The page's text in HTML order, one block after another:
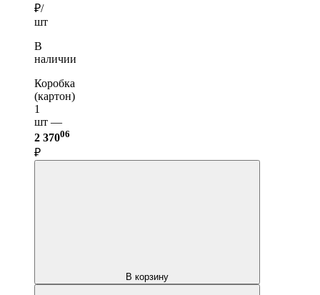
₽/
шт
В
наличии
Коробка
(картон)
1
шт —
2 37006
₽
В корзину